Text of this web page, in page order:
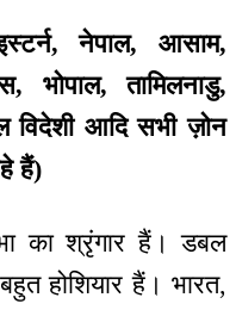
नेपाल, आसाम,
भोपाल, तामिलनाडु,
विदेशी आदि सभी ज़ोन
हैं)
का श्रृंगार हैं। डबल
होशियार हैं। भारत,